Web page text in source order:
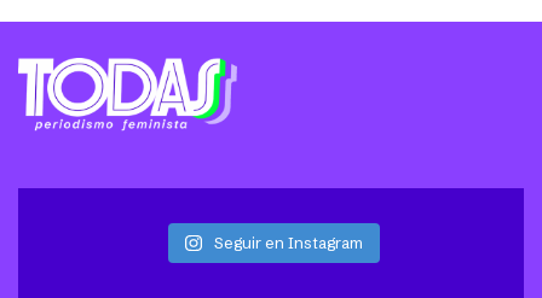
Seguir en Instagram